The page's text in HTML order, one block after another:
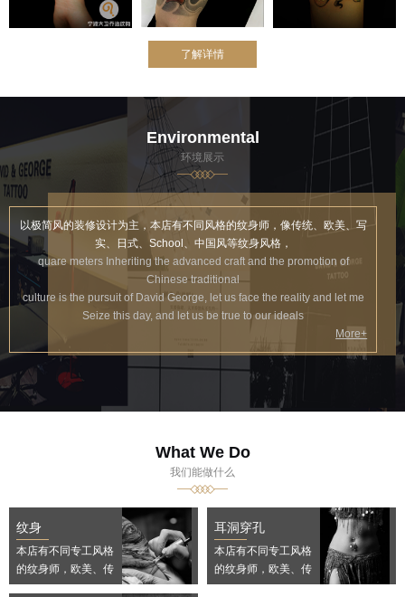
了解详情
Environmental
环境展示
以极简风的装修设计为主，本店有不同风格的纹身师，像传统、欧美、写
实、日式、School、中国风等纹身风格，
quare meters Inheriting the advanced craft and the promotion of
Chinese traditional
culture is the pursuit of David George, let us face the reality and let me
Seize this day, and let us be true to our ideals
More+
What We Do
我们能做什么
纹身
本店有不同专工风格
的纹身师，欧美、传
统、School、日
耳洞穿孔
本店有不同专工风格
的纹身师，欧美、传
统、School、日